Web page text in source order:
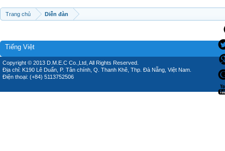
Trang chủ Diễn đàn
Tiếng Việt
Copyright © 2013 D.M.E.C Co.,Ltd, All Rights Reserved.
Địa chỉ: K190 Lê Duẩn, P. Tân chính, Q. Thanh Khê, Thp. Đà Nẵng, Việt Nam.
Điện thoại: (+84) 5113752506